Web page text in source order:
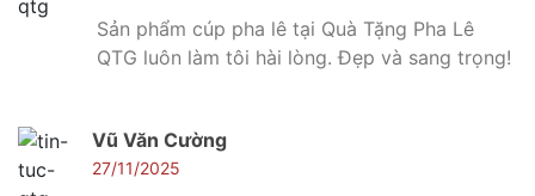
Sản phẩm cúp pha lê tại Quà Tặng Pha Lê
QTG luôn làm tôi hài lòng. Đẹp và sang trọng!
Vũ Văn Cường
27/11/2025